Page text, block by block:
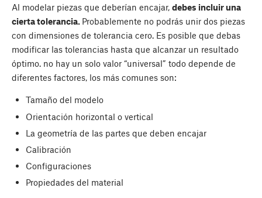
Al modelar piezas que deberían encajar, debes incluir una
cierta tolerancia. Probablemente no podrás unir dos piezas
con dimensiones de tolerancia cero. Es posible que debas
modificar las tolerancias hasta que alcanzar un resultado
óptimo. no hay un solo valor “universal” todo depende de
diferentes factores, los más comunes son:
Tamaño del modelo
Orientación horizontal o vertical
La geometría de las partes que deben encajar
Calibración
Configuraciones
Propiedades del material